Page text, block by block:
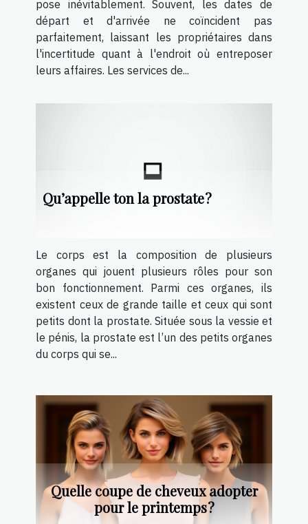
pose inévitablement. Souvent, les dates de
départ et d'arrivée ne coïncident pas
parfaitement, laissant les propriétaires dans
l'incertitude quant à l'endroit où entreposer
leurs affaires. Les services de...
Qu’appelle ton la prostate ?
Le corps est la composition de plusieurs
organes qui jouent plusieurs rôles pour son
bon fonctionnement. Parmi ces organes, ils
existent ceux de grande taille et ceux qui sont
petits dont la prostate. Située sous la vessie et
le pénis, la prostate est l’un des petits organes
du corps qui se...
Quelle coupe de cheveux adopter
pour le printemps ?